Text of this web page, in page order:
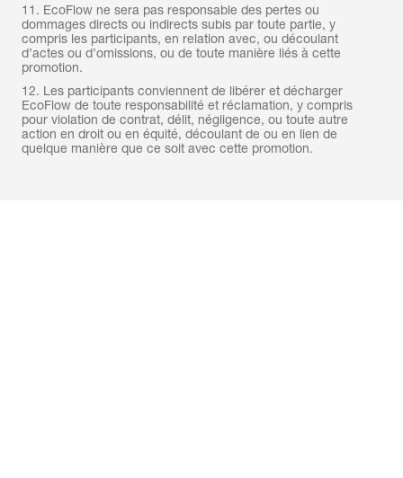
11. EcoFlow ne sera pas responsable des pertes ou
dommages directs ou indirects subis par toute partie, y
compris les participants, en relation avec, ou découlant
d’actes ou d’omissions, ou de toute manière liés à cette
promotion.
12. Les participants conviennent de libérer et décharger
EcoFlow de toute responsabilité et réclamation, y compris
pour violation de contrat, délit, négligence, ou toute autre
action en droit ou en équité, découlant de ou en lien de
quelque manière que ce soit avec cette promotion.